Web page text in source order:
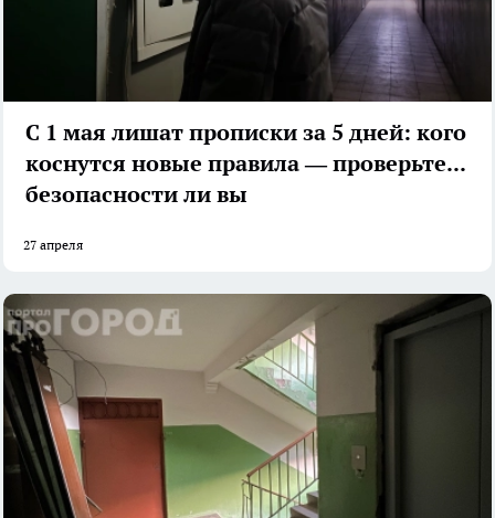
С 1 мая лишат прописки за 5 дней: кого
коснутся новые правила — проверьте, в
безопасности ли вы
27 апреля